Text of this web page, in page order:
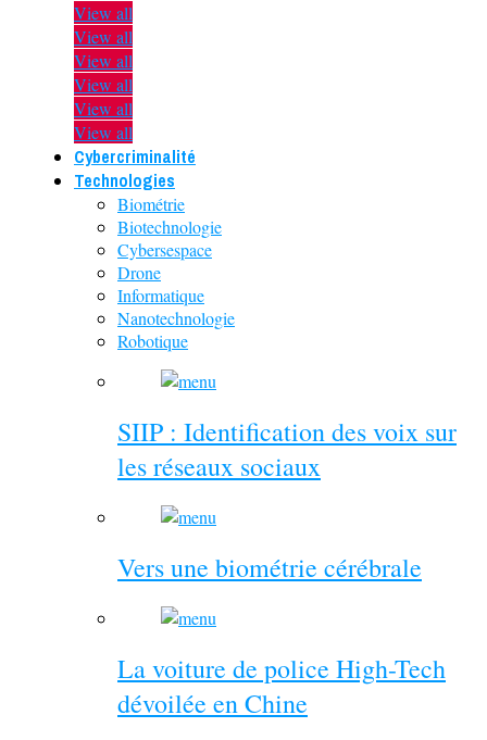
View all
View all
View all
View all
View all
View all
Cybercriminalité
Technologies
Biométrie
Biotechnologie
Cybersespace
Drone
Informatique
Nanotechnologie
Robotique
SIIP : Identification des voix sur
les réseaux sociaux
Vers une biométrie cérébrale
La voiture de police High-Tech
dévoilée en Chine